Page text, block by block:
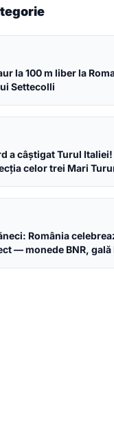
la 100 m liber la
Settecolli
a câștigat Turul Italiei!
celor trei Mari
România
— monede BNR, gală